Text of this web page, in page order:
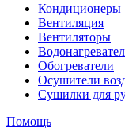
Кондиционеры
Вентиляция
Вентиляторы
Обогреватели
Осушители
Сушилки для
Помощь